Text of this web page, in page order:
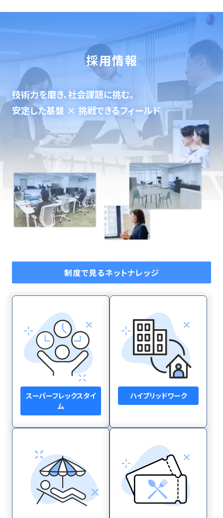
採用情報
技術力を磨き、社会課題に挑む。
安定した基盤 × 挑戦できるフィールド
制度で見るネットナレッジ
スーパーフレックスタイ
ム
ハイブリッドワーク